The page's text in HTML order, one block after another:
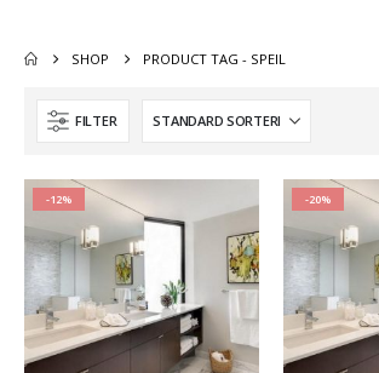
SHOP PRODUCT TAG - SPEIL
FILTER
-12% -20%